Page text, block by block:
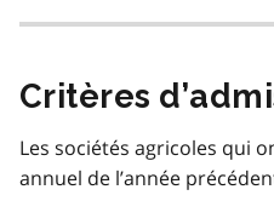
Critères
Les sociétés agricoles qui
annuel de l’année